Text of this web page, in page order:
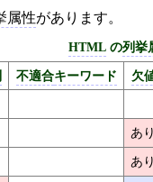
属性があります。
HTMLの列挙
不適合キーワード 欠
あり
あり